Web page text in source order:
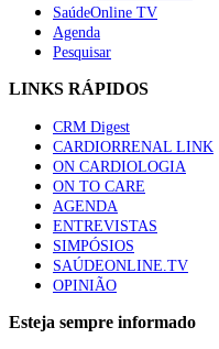
SaúdeOnline TV
Agenda
Pesquisar
LINKS RÁPIDOS
CRM Digest
CARDIORRENAL LINK
ON CARDIOLOGIA
ON TO CARE
AGENDA
ENTREVISTAS
SIMPÓSIOS
SAÚDEONLINE.TV
OPINIÃO
Esteja sempre informado